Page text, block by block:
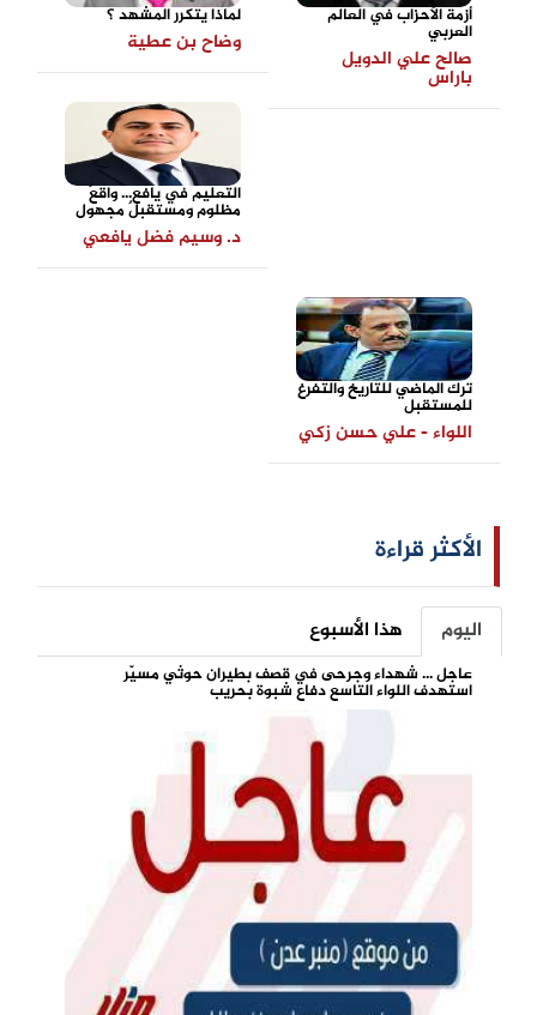
أزمة الأحزاب في العالم
العربي
صالح علي الدويل
باراس
لماذا يتكرر المشهد ؟
وضاح بن عطية
التعليم في يافع... واقعٌ
مظلوم ومستقبلٌ مجهول
د. وسيم فضل يافعي
ترك الماضي للتاريخ والتفرغ
للمستقبل
اللواء - علي حسن زكي
الأكثر قراءة
اليوم هذا الأسبوع
عاجل ... شهداء وجرحى في قصف بطيران حوثي مسيّر
استهدف اللواء التاسع دفاع شبوة بحريب